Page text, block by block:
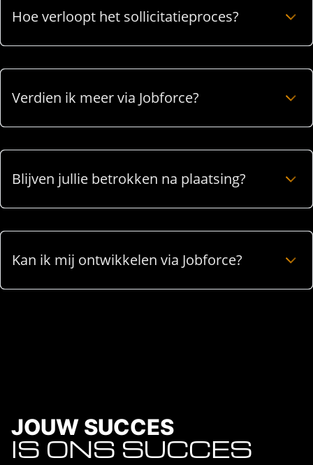
Hoe verloopt het sollicitatieproces?
Verdien ik meer via Jobforce?
Blijven jullie betrokken na plaatsing?
Kan ik mij ontwikkelen via Jobforce?
JOUW SUCCES
IS ONS SUCCES